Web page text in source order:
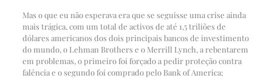
Mas o que eu não esperava era que se seguisse uma crise ainda
mais trágica, com um total de activos de até 1,5 triliões de
dólares americanos dos dois principais bancos de investimento
do mundo, o Lehman Brothers e o Merrill Lynch, a rebentarem
em problemas, o primeiro foi forçado a pedir proteção contra
falência e o segundo foi comprado pelo Bank of America;